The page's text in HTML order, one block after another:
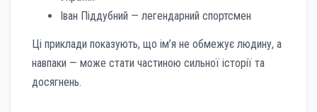
Іван Піддубний — легендарний спортсмен
Ці приклади показують, що ім’я не обмежує людину, а
навпаки — може стати частиною сильної історії та
досягнень.